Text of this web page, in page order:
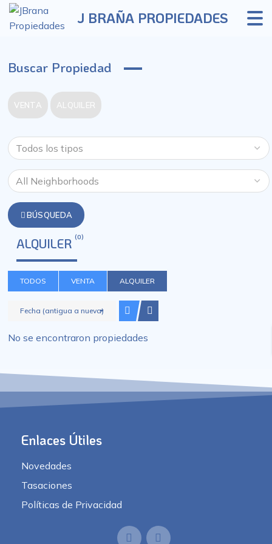
J BRAÑA PROPIEDADES
Buscar Propiedad
VENTA ALQUILER
BÚSQUEDA
ALQUILER (0)
TODOS VENTA ALQUILER
Fecha (antigua a nueva)
No se encontraron propiedades
Enlaces Útiles
Novedades
Tasaciones
Políticas de Privacidad